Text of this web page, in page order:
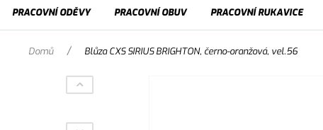
PRACOVNÍ ODĚVY PRACOVNÍ OBUV PRACOVNÍ RUKAVICE
Domů / Blůza CXS SIRIUS BRIGHTON, černo-oranžová, vel.56